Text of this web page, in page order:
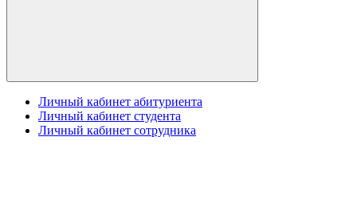
Личный кабинет абитуриента
Личный кабинет студента
Личный кабинет сотрудника